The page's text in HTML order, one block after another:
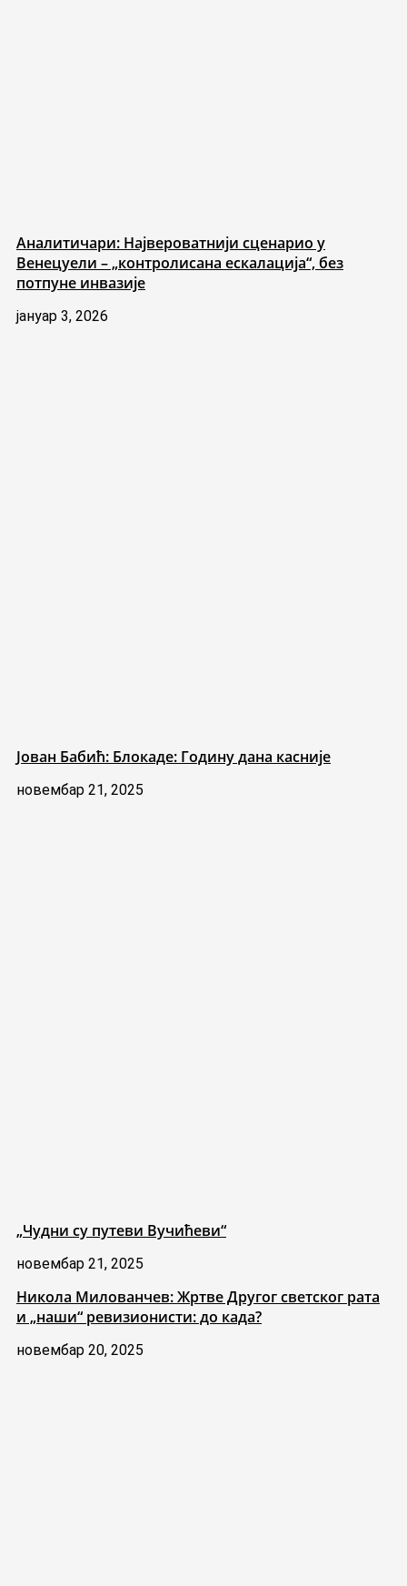
Аналитичари: Највероватнији сценарио у
Венецуели – „контролисана ескалација“, без
потпуне инвазије
јануар 3, 2026
Јован Бабић: Блокаде: Годину дана касније
новембар 21, 2025
„Чудни су путеви Вучићеви“
новембар 21, 2025
Никола Милованчев: Жртве Другог светског рата
и „наши“ ревизионисти: до када?
новембар 20, 2025